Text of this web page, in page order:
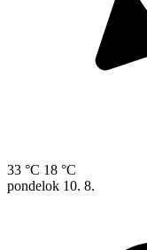
33 °C 18 °C
pondelok 10. 8.